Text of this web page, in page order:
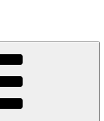
Container